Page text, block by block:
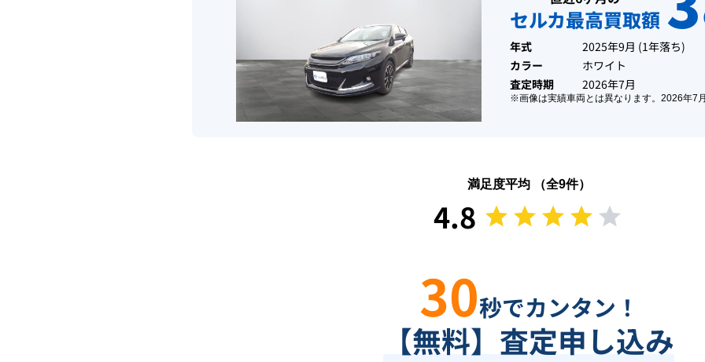
セルカ最高買取額
年式 2025年9月 (1年落ち)
カラー
ホワイト
査定時期
2026年7月
※画像は実績車両とは異なります。 2026年7
満足度平均 （全9件）
4.8
30秒でカンタン！
【無料】査定申し込み